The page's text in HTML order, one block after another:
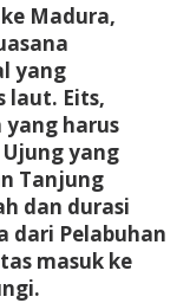
Madura,
yang
laut. Eits,
harus
yang
Tanjung
dan durasi
dari Pelabuhan
masuk ke